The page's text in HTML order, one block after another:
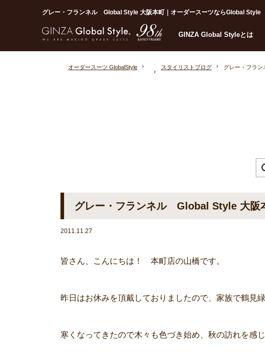
グレー・フランネル Global Style 大阪本町｜オーダースーツならGlobal Style
GINZA Global Styleとは
オーダースーツ GlobalStyle スタイリストブログ グレー・フラ
グレー・フランネル Global Style 大阪
2011.11.27
皆さん、こんにちは！ 本町店の山橋です。
昨日はお休みを頂戴しておりましたので、家族で鶴見
寒くなってきたので木々も色づき始め、秋の訪れを感